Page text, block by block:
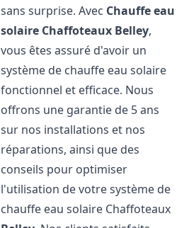
sans surprise. Avec Chauffe eau
solaire Chaffoteaux Belley,
vous êtes assuré d'avoir un
système de chauffe eau solaire
fonctionnel et efficace. Nous
offrons une garantie de 5 ans
sur nos installations et nos
réparations, ainsi que des
conseils pour optimiser
l'utilisation de votre système de
chauffe eau solaire Chaffoteaux